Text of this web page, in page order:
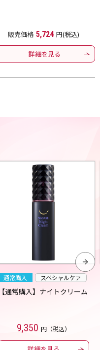
販売価格 5,724 円(税込)
詳細を見る
通常購入 スペシャルケァ
【通常購入】ナイトクリーム
9,350 円（税込）